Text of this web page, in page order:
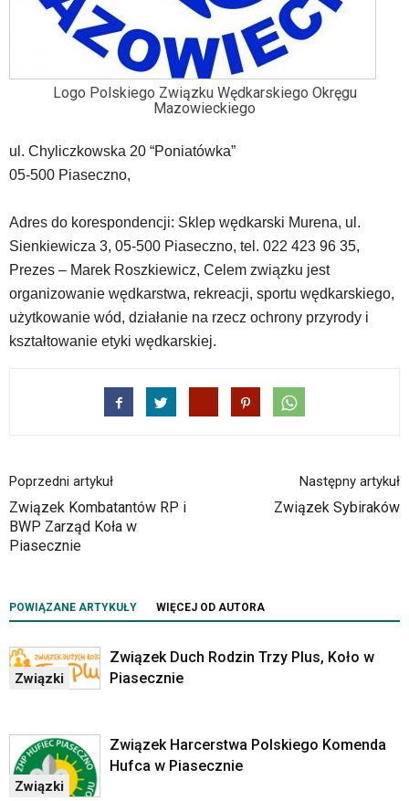
dedykowane
zatem
nawigacja
w
standardowy
sposób.
stronie
mogą
się
portalu
oraz
mapy
Google
ramek.
Elementy
pomocą
klawiszy
Logo Polskiego Związku Wędkarskiego Okręgu
Mazowieckiego
ul. Chyliczkowska 20 “Poniatówka”
05-500 Piaseczno,
Adres do korespondencji: Sklep wędkarski Murena, ul.
Sienkiewicza 3, 05-500 Piaseczno, tel. 022 423 96 35,
Prezes – Marek Roszkiewicz, Celem związku jest
organizowanie wędkarstwa, rekreacji, sportu wędkarskiego,
użytkowanie wód, działanie na rzecz ochrony przyrody i
kształtowanie etyki wędkarskiej.
Poprzedni artykuł
Związek Kombatantów RP i
BWP Zarząd Koła w
Piasecznie
Następny artykuł
Związek Sybiraków
POWIĄZANE ARTYKUŁY WIĘCEJ OD AUTORA
Związki
Związek Duch Rodzin Trzy Plus, Koło w
Piasecznie
Związki
Związek Harcerstwa Polskiego Komenda
Hufca w Piasecznie